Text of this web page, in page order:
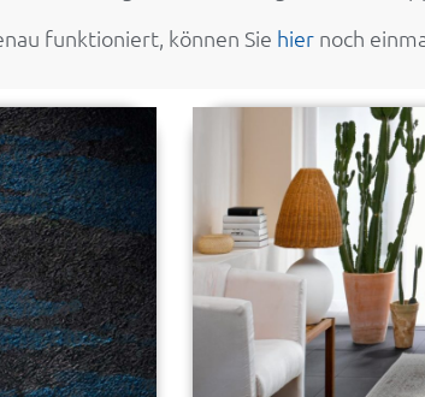
funktioniert, können Sie hier noch